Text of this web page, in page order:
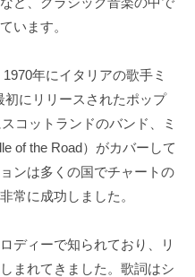
います。
年にイタリアの歌手ミ
初にリリースされたポップ
コットランドのバンド、ミ
of the Road）がカバーして
ンは多くの国でチャートの
常に成功しました。
ディーで知られており、リ
まれてきました。歌詞はシ